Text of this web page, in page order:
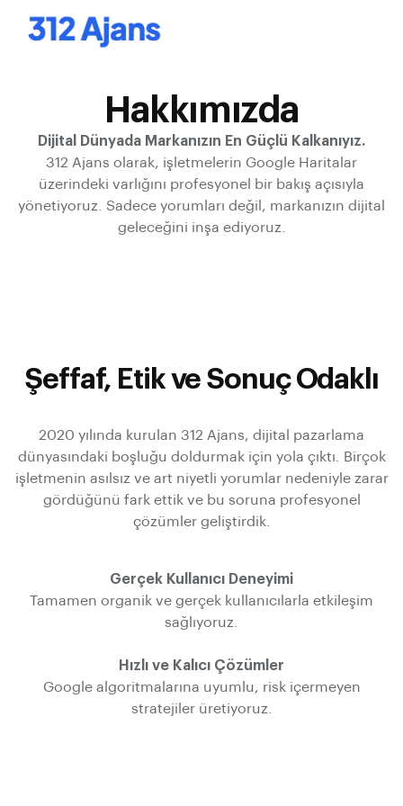
Hakkımızda
Dijital Dünyada Markanızın En Güçlü Kalkanıyız.
312 Ajans olarak, işletmelerin Google Haritalar
üzerindeki varlığını profesyonel bir bakış açısıyla
yönetiyoruz. Sadece yorumları değil, markanızın dijital
geleceğini inşa ediyoruz.
Şeffaf, Etik ve Sonuç Odaklı
2020 yılında kurulan 312 Ajans, dijital pazarlama
dünyasındaki boşluğu doldurmak için yola çıktı. Birçok
işletmenin asılsız ve art niyetli yorumlar nedeniyle zarar
gördüğünü fark ettik ve bu soruna profesyonel
çözümler geliştirdik.
Gerçek Kullanıcı Deneyimi
Tamamen organik ve gerçek kullanıcılarla etkileşim
sağlıyoruz.
Hızlı ve Kalıcı Çözümler
Google algoritmalarına uyumlu, risk içermeyen
stratejiler üretiyoruz.